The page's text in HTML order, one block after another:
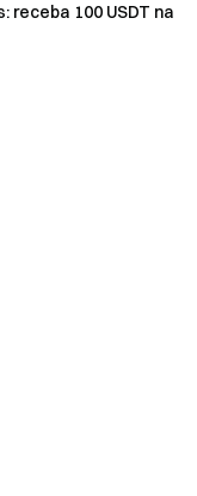
como vouchers
receba 100 USDT na